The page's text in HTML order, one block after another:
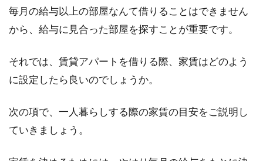
建物を建てるときには、建築基準法に従って建
登記情報を閲覧する費用を紹介！イ
ただ情報を確認したいだけでも、公的な書類の
毎月の給与以上の部屋なんて借りることはできません
から、給与に見合った部屋を探すことが重要です。
それでは、賃貸アパートを借りる際、家賃はどのよう
に設定したら良いのでしょうか。
次の項で、一人暮らしする際の家賃の目安をご説明し
ていきましょう。